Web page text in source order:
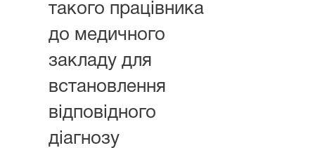
такого працівника
до медичного
закладу для
встановлення
відповідного
діагнозу